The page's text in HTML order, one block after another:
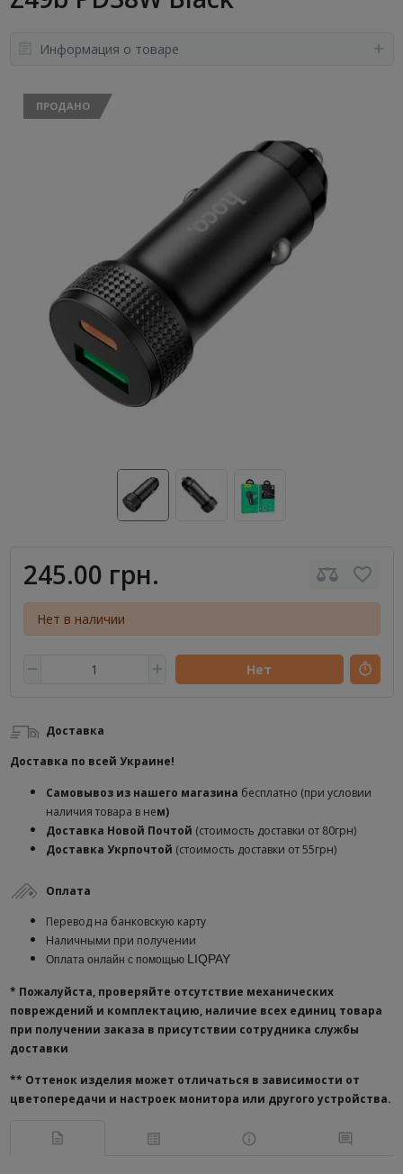
Информация о товаре
ПРОДАНО
245.00 грн.
Нет в наличии
Нет
Доставка
Доставка по всей Украине!
Самовывоз из нашего магазина бесплатно (при условии
наличия товара в нем)
Доставка Новой Почтой (стоимость доставки от 80грн)
Доставка Укрпочтой (стоимость доставки от 55грн)
Оплата
Перевод на банковскую карту
Наличными при получении
Оплата онлайн с помощью LIQPAY
* Пожалуйста, проверяйте отсутствие механических
повреждений и комплектацию, наличие всех единиц товара
при получении заказа в присутствии сотрудника службы
доставки
** Оттенок изделия может отличаться в зависимости от
цветопередачи и настроек монитора или другого устройства.